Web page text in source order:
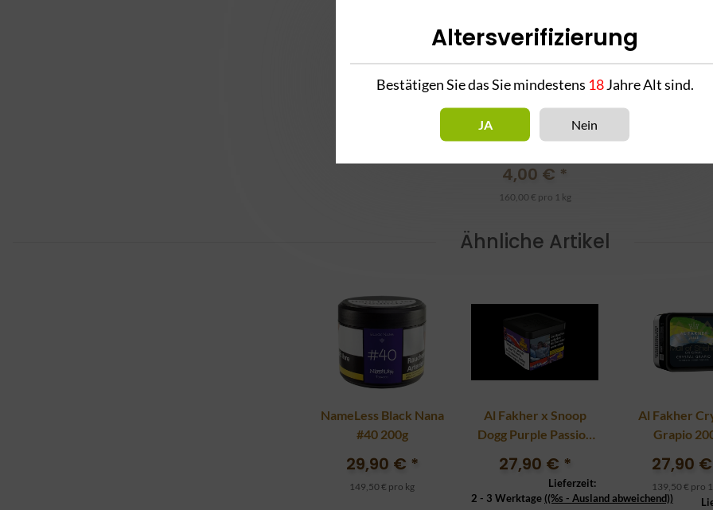
27er Black Kaktus 25g
4,00 € *
160,00 € pro 1 kg
Ähnliche Artikel
NameLess Black Nana
#40 200g
29,90 € *
149,50 € pro kg
Al Fakher x Snoop
Dogg Purple Passion
27,90 € *
Lieferzeit:
2 - 3 Werktage ((%s - Ausland abweichend))
Al Fakher
Grapio
27,90
139,50 € pro
Altersverifizierung
Bestätigen Sie das Sie mindestens 18Jahre Alt sind.
JA Nein